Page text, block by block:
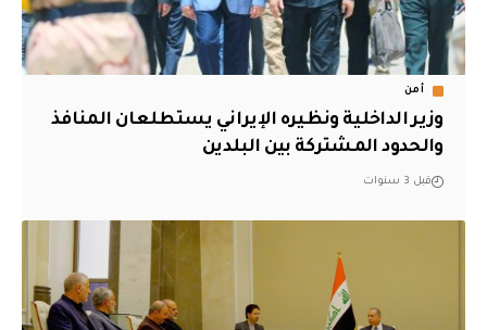
أمن
وزير الداخلية ونظيره الإيراني يستطلعان المنافذ
والحدود المشتركة بين البلدين
قبل 3 سنوات